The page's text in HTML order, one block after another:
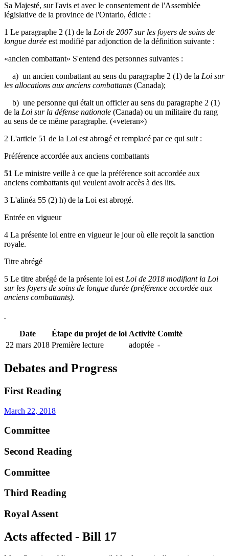
Sa Majesté, sur l'avis et avec le consentement de l'Assemblée
législative de la province de l'Ontario, édicte :
1 Le paragraphe 2 (1) de la Loi de 2007 sur les foyers de soins de
longue durée est modifié par adjonction de la définition suivante :
«ancien combattant» S'entend des personnes suivantes :
a) un ancien combattant au sens du paragraphe 2 (1) de la Loi sur
les allocations aux anciens combattants (Canada);
b) une personne qui était un officier au sens du paragraphe 2 (1)
de la Loi sur la défense nationale (Canada) ou un militaire du rang
au sens de ce même paragraphe. («veteran»)
2 L'article 51 de la Loi est abrogé et remplacé par ce qui suit :
Préférence accordée aux anciens combattants
51 Le ministre veille à ce que la préférence soit accordée aux
anciens combattants qui veulent avoir accès à des lits.
3 L'alinéa 55 (2) h) de la Loi est abrogé.
Entrée en vigueur
4 La présente loi entre en vigueur le jour où elle reçoit la sanction
royale.
Titre abrégé
5 Le titre abrégé de la présente loi est Loi de 2018 modifiant la Loi
sur les foyers de soins de longue durée (préférence accordée aux
anciens combattants).
Date Étape du projet de loi Activité Comité
22 mars 2018 Première lecture adoptée -
Debates and Progress
First Reading
March 22, 2018
Committee
Second Reading
Committee
Third Reading
Royal Assent
Acts affected - Bill 17